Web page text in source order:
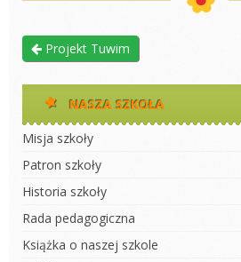
Projekt Tuwim
NASZA SZKOŁA
Misja szkoły
Patron szkoły
Historia szkoły
Rada pedagogiczna
Książka o naszej szkole